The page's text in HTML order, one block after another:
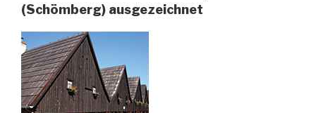
(Schömberg) ausgezeichnet